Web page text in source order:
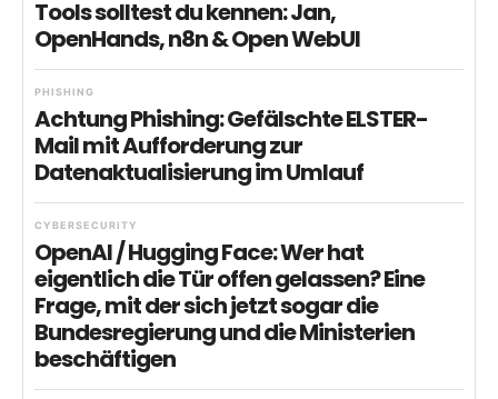
Tools solltest du kennen: Jan,
OpenHands, n8n & Open WebUI
PHISHING
Achtung Phishing: Gefälschte ELSTER-
Mail mit Aufforderung zur
Datenaktualisierung im Umlauf
CYBERSECURITY
OpenAI / Hugging Face: Wer hat
eigentlich die Tür offen gelassen? Eine
Frage, mit der sich jetzt sogar die
Bundesregierung und die Ministerien
beschäftigen